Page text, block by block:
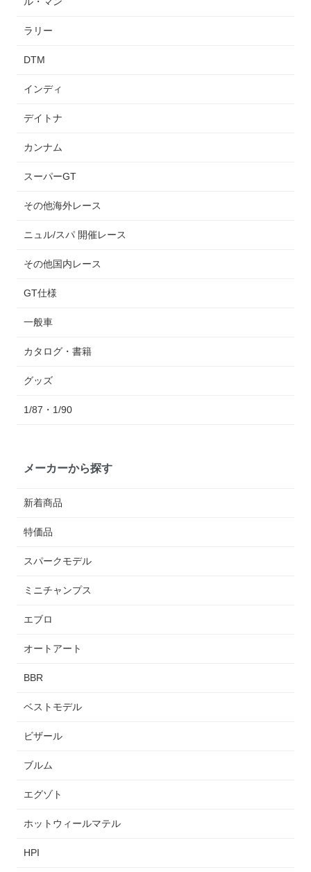
ラリー
DTM
インディ
デイトナ
カンナム
スーパーGT
その他海外レース
ニュル/スパ 開催レース
その他国内レース
GT仕様
一般車
カタログ・書籍
グッズ
1/87・1/90
メーカーから探す
新着商品
特価品
スパークモデル
ミニチャンプス
エブロ
オートアート
BBR
ベストモデル
ビザール
ブルム
エグゾト
ホットウィールマテル
HPI